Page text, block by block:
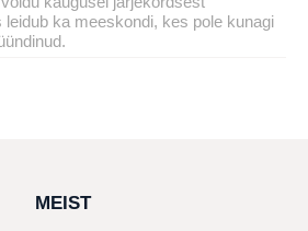
ka meeskondi, kes pole kunagi
MEIST